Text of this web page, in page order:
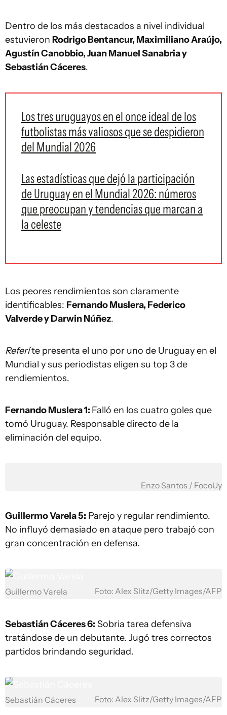
Dentro de los más destacados a nivel individual
estuvieron Rodrigo Bentancur, Maximiliano Araújo,
Agustín Canobbio, Juan Manuel Sanabria y
Sebastián Cáceres.
Los tres uruguayos en el once ideal de los
futbolistas más valiosos que se despidieron
del Mundial 2026
Las estadísticas que dejó la participación
de Uruguay en el Mundial 2026: números
que preocupan y tendencias que marcan a
la celeste
Los peores rendimientos son claramente
identificables: Fernando Muslera, Federico
Valverde y Darwin Núñez.
Referíte presenta el uno por uno de Uruguay en el
Mundial y sus periodistas eligen su top 3 de
rendiemientos.
Fernando Muslera 1: Falló en los cuatro goles que
tomó Uruguay. Responsable directo de la
eliminación del equipo.
Enzo Santos / FocoUy
Guillermo Varela 5: Parejo y regular rendimiento.
No influyó demasiado en ataque pero trabajó con
gran concentración en defensa.
Guillermo Varela Foto: Alex Slitz/Getty Images/AFP
Sebastián Cáceres 6: Sobria tarea defensiva
tratándose de un debutante. Jugó tres correctos
partidos brindando seguridad.
Sebastián Cáceres Foto: Alex Slitz/Getty Images/AFP